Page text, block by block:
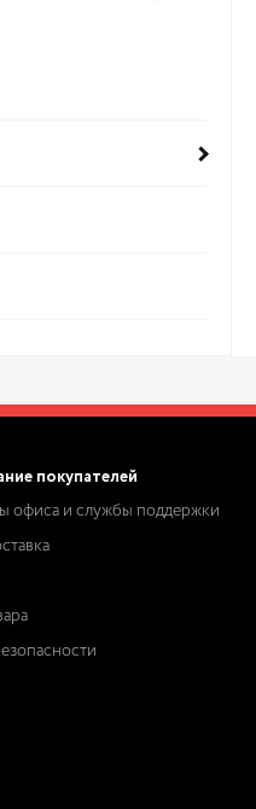
покупателей
офиса и службы поддержки